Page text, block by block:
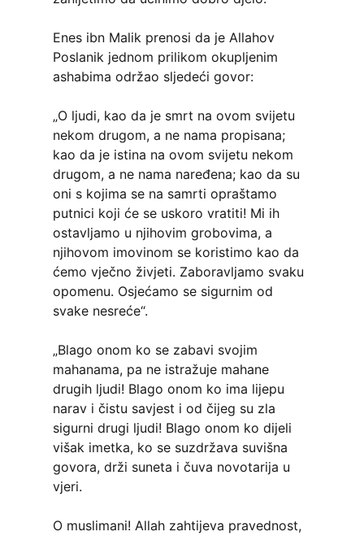
Enes ibn Malik prenosi da je Allahov
Poslanik jednom prilikom okupljenim
ashabima održao sljedeći govor:
„O ljudi, kao da je smrt na ovom svijetu
nekom drugom, a ne nama propisana;
kao da je istina na ovom svijetu nekom
drugom, a ne nama naređena; kao da su
oni s kojima se na samrti opraštamo
putnici koji će se uskoro vratiti! Mi ih
ostavljamo u njihovim grobovima, a
njihovom imovinom se koristimo kao da
ćemo vječno živjeti. Zaboravljamo svaku
opomenu. Osjećamo se sigurnim od
svake nesreće“.
„Blago onom ko se zabavi svojim
mahanama, pa ne istražuje mahane
drugih ljudi! Blago onom ko ima lijepu
narav i čistu savjest i od čijeg su zla
sigurni drugi ljudi! Blago onom ko dijeli
višak imetka, ko se suzdržava suvišna
govora, drži suneta i čuva novotarija u
vjeri.
O muslimani! Allah zahtijeva pravednost,